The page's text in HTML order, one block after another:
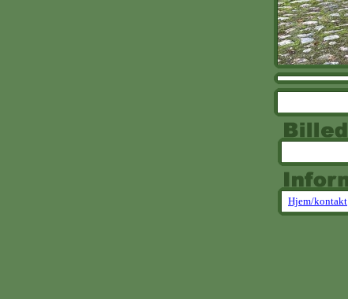
Hjem/kontakt